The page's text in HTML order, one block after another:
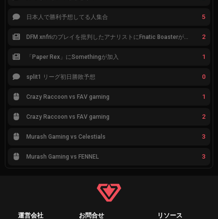
日本人で勝利予想してる人集合 5
DFM xnfriのプレイを批判したアナリストにFnatic Boasterが反応「DFMは仕組みの強化が必要なだけ」 2
「Paper Rex」にSomethingが加入 1
split1 リーグ初日勝敗予想 0
Crazy Raccoon vs FAV gaming 1
Crazy Raccoon vs FAV gaming 2
Murash Gaming vs Celestials 3
Murash Gaming vs FENNEL 3
運営会社 お問合せ リソース